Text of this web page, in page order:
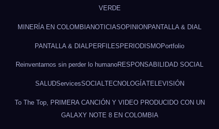
VERDE
MINERÍA EN COLOMBIA NOTICIASOPINION PANTALLA & DIAL
PANTALLA & DIAL PERFILESPERIODISMOPortfolio
Reinventarnos sin perder lo humanoRESPONSABILIDAD SOCIAL
SALUDServicesSOCIALTECNOLOGÍATELEVISIÓN
To The Top, PRIMERA CANCIÓN Y VIDEO PRODUCIDO CON UN
GALAXY NOTE 8 EN COLOMBIA